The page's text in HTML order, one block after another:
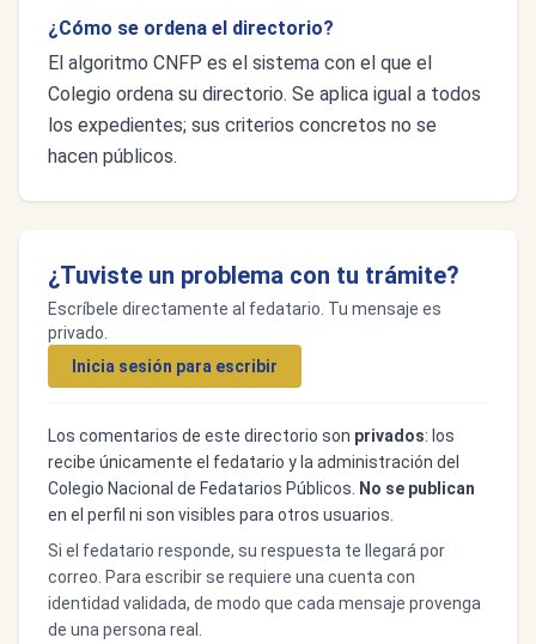
¿Cómo se ordena el directorio?
El algoritmo CNFP es el sistema con el que el
Colegio ordena su directorio. Se aplica igual a todos
los expedientes; sus criterios concretos no se
hacen públicos.
¿Tuviste un problema con tu trámite?
Escríbele directamente al fedatario. Tu mensaje es
privado.
Inicia sesión para escribir
Los comentarios de este directorio son privados: los
recibe únicamente el fedatario y la administración del
Colegio Nacional de Fedatarios Públicos.
No se publican
en el perfil ni son visibles para otros usuarios.
Si el fedatario responde, su respuesta te llegará por
correo. Para escribir se requiere una cuenta con
identidad validada, de modo que cada mensaje provenga
de una persona real.